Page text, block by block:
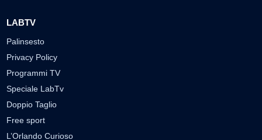
LABTV
Palinsesto
Privacy Policy
Programmi TV
Speciale LabTv
Doppio Taglio
Free sport
L’Orlando Curioso